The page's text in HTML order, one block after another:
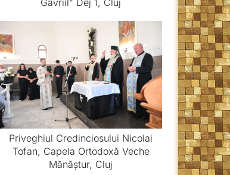
Gavriil” Dej 1, Cluj
Priveghiul Credinciosului Nicolai
Tofan, Capela Ortodoxă Veche
Mănăștur, Cluj